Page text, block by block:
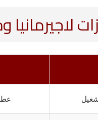
لاجيرمانيا